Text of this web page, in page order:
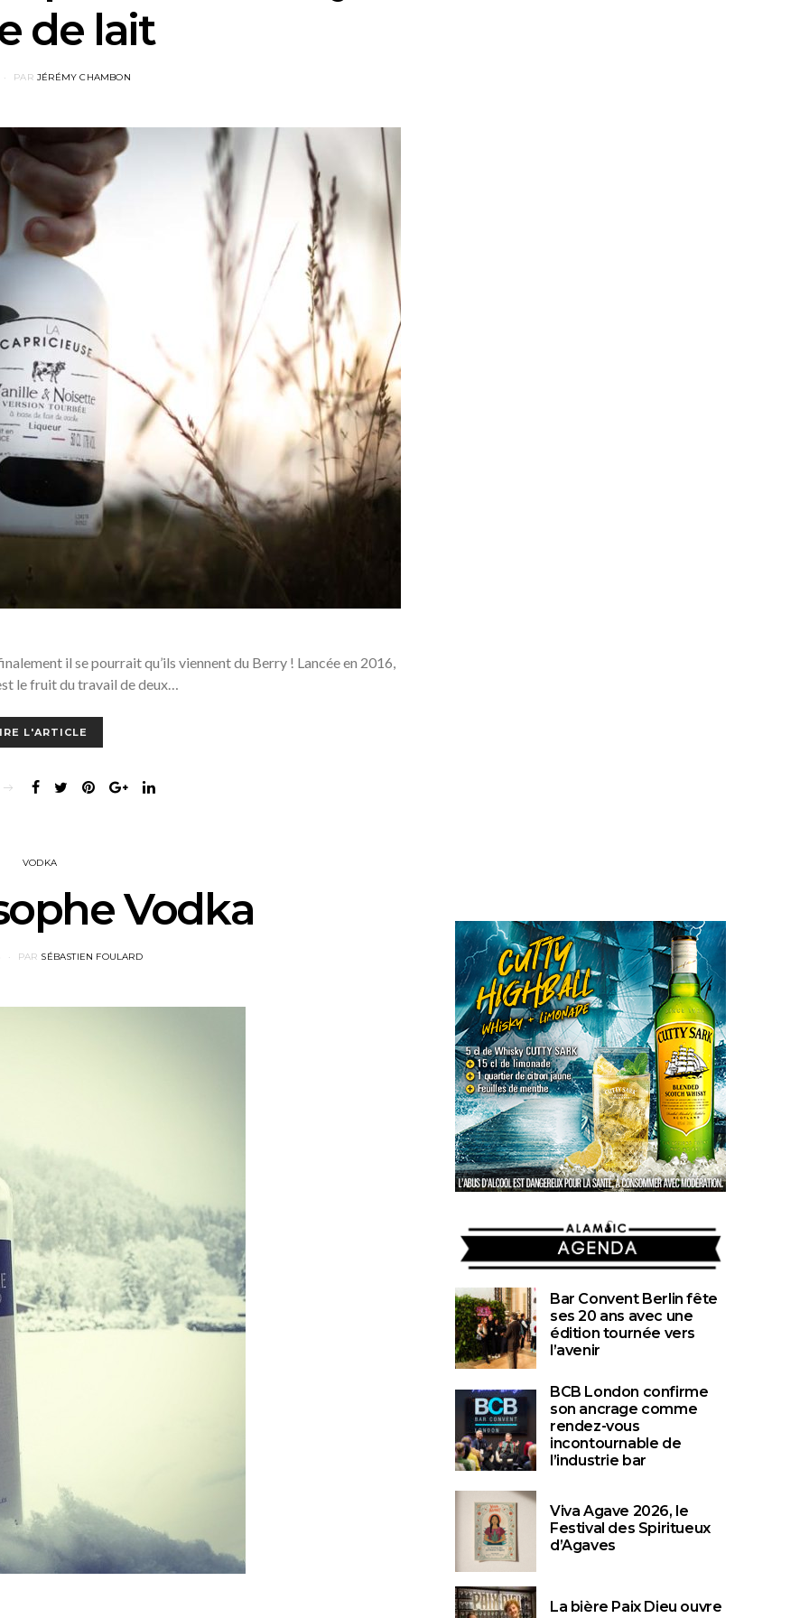
de lait
PAR JÉRÉMY CHAMBON
il se pourrait qu’ils viennent du Berry ! Lancée en 2016,
le fruit du travail de deux…
L'ARTICLE
VODKA
Vodka
PAR SÉBASTIEN FOULARD
AGENDA
Bar Convent Berlin fête
ses 20 ans avec une
édition tournée vers
l’avenir
BCB London confirme
son ancrage comme
rendez-vous
incontournable de
l’industrie bar
Viva Agave 2026, le
Festival des Spiritueux
d’Agaves
La bière Paix Dieu ouvre